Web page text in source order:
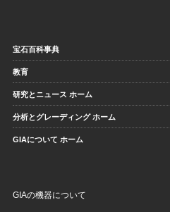
宝石百科事典
教育
研究とニュース ホーム
分析とグレーディング ホーム
GIAについて ホーム
GIAの機器について